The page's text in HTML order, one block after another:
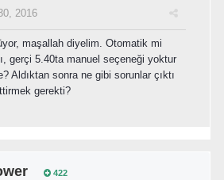
2016
maşallah diyelim. Otomatik mi
gerçi 5.40ta manuel seçeneği yoktur
Aldıktan sonra ne gibi sorunlar çıktı
gerekti?
422